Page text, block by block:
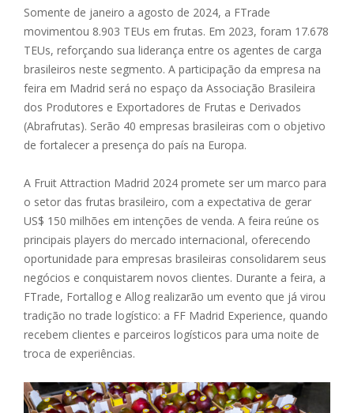
Somente de janeiro a agosto de 2024, a FTrade
movimentou 8.903 TEUs em frutas. Em 2023, foram 17.678
TEUs, reforçando sua liderança entre os agentes de carga
brasileiros neste segmento. A participação da empresa na
feira em Madrid será no espaço da Associação Brasileira
dos Produtores e Exportadores de Frutas e Derivados
(Abrafrutas). Serão 40 empresas brasileiras com o objetivo
de fortalecer a presença do país na Europa.
A Fruit Attraction Madrid 2024 promete ser um marco para
o setor das frutas brasileiro, com a expectativa de gerar
US$ 150 milhões em intenções de venda. A feira reúne os
principais players do mercado internacional, oferecendo
oportunidade para empresas brasileiras consolidarem seus
negócios e conquistarem novos clientes. Durante a feira, a
FTrade, Fortallog e Allog realizarão um evento que já virou
tradição no trade logístico: a FF Madrid Experience, quando
recebem clientes e parceiros logísticos para uma noite de
troca de experiências.